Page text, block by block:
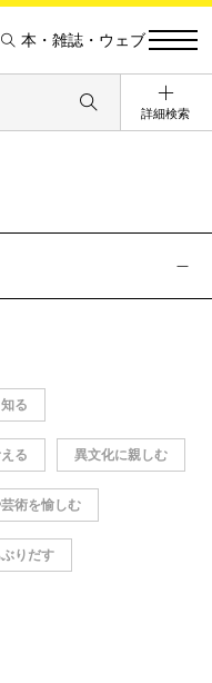
本・雑誌・ウェブ
詳細検索
る
る 異文化に親しむ
術を愉しむ
りだす